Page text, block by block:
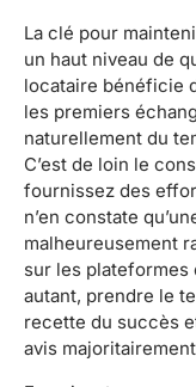
La clé pour
un haut niveau de
locataire bénéficie
les premiers
naturellement du
C’est de loin le
fournissez des
n’en constate
malheureusement
sur les
autant, prendre le
recette du succès
avis